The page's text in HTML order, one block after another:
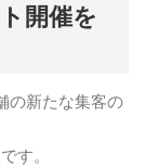
開催を
の新たな集客の
す。